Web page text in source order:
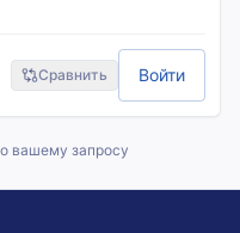
Сравнить Войти
вашему запросу